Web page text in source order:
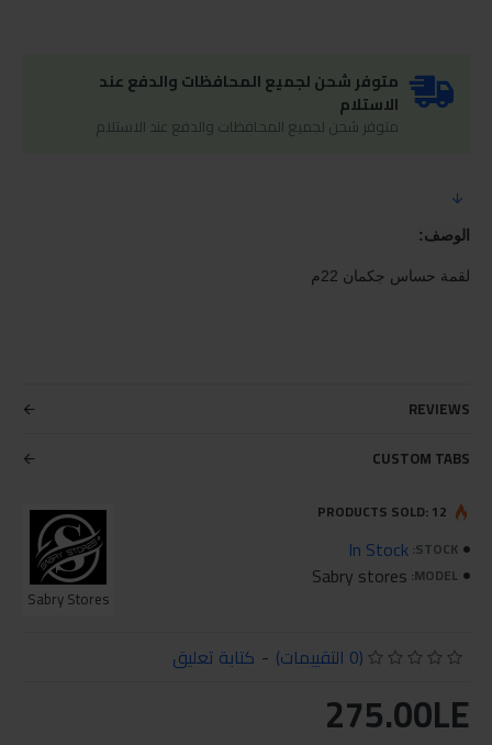
متوفر شحن لجميع المحافظات والدفع عند
الاستلام
متوفر شحن لجميع المحافظات والدفع عند الاستلام
الوصف:
لقمة حساس جكمان 22م
REVIEWS
CUSTOM TABS
STOCK:
In Stock
MODEL:
Sabry stores
Sabry Stores
PRODUCTS SOLD: 12
(0 التقييمات) - كتابة تعليق
275.00LE